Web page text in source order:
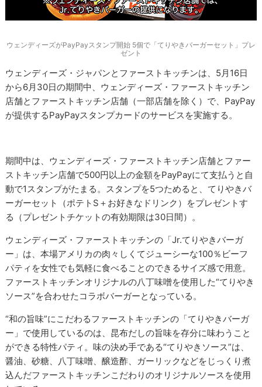
ウェンディーズがPayPayスタンプ開始 5個で「てりやきバーガーセット」プレ
ゼント
ウェンディーズ・ジャパンとファーストキッチンは、5月16日
から6月30日の期間中、ウェンディーズ・ファーストキッチン
店舗とファーストキッチン店舗（一部店舗を除く）で、PayPay
が提供するPayPayスタンプカードのサービスを実施する。
期間中は、ウェンディーズ・ファーストキッチン店舗とファー
ストキッチン店舗で500円以上の金額をPayPayにて支払うと自
動で1スタンプがたまる。スタンプを5つためると、てりやきバ
ーガーセット（ポテトS＋お好きなドリンク）をプレゼントす
る（プレゼントチケットの有効期限は30日間）。
ウェンディーズ・ファーストキッチンの「Jr.てりやきバーガ
ー」は、本場アメリカの肉々しくてジューシーな100％ビーフ
パティを女性でも気軽に食べることのできるサイズ感で用意。
ファーストキッチンオリジナルの八丁味噌を使用した“てりやき
ソース”を合わせたコラボバーガーとなっている。
“和の旨味”にこだわるファーストキッチンの「てりやきバーガ
ー」で使用しているのは、昆布だしの旨味を存分に味わうこと
ができる特性パティ。味の決め手である“てりやきソース”は、
醤油、砂糖、八丁味噌、醸造酢、ガーリックなどをじっくり煮
込んだファーストキッチンこだわりのオリジナルソースを使用